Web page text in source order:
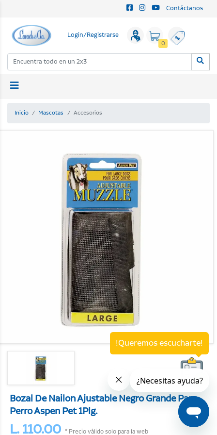
Contáctanos
Login/Registrarse
0
Inicio Mascotas Accesorios
Bozal De Nailon Ajustable Negro Grande Para
Perro Aspen Pet 1Plg.
L. 110.00 * Precio válido solo para la web
!Queremos escucharte!